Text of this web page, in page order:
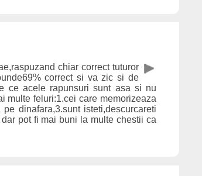
chiar correct tuturor
correct si va zic si de
ce acele rapunsuri sunt asa si nu
multe feluri:1.cei care memorizeaza
dinafara,3.sunt isteti,descurcareti
pot fi mai buni la multe chestii ca